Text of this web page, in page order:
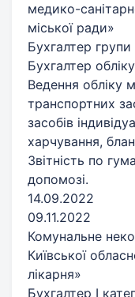
медико-
міської ради»
Бухгалтер групи
Бухгалтер
Ведення обліку
транспортних
засобів
харчування,
Звітність по
допомозі.
14.09.2022
09.11.2022
Комунальне
Київської
лікарня»
Бухгалтер І